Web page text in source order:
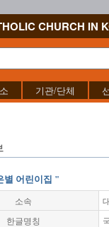
CHURCH IN
기관/단체
별 어린이집 "
소속
한글명칭